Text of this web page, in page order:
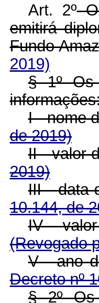
Art. 2ºO
emitirá
Fundo
2019)
§ 1º Os
I - nome
de 2019)
II - valor
2019)
III - data
10.144, de
IV -
(Revogado
V - ano
Decreto nº
§ 2º Os